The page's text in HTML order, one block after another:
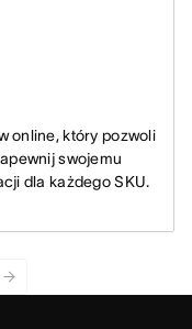
online, który pozwoli
swojemu
dla każdego SKU.